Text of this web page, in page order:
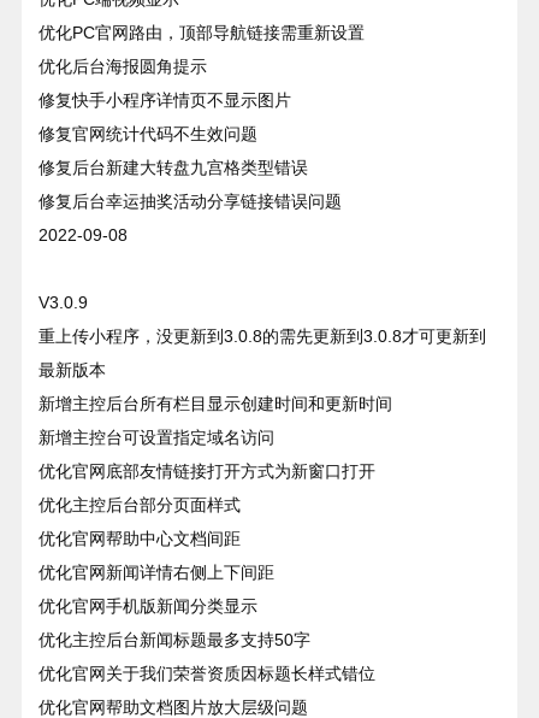
优化PC官网路由，顶部导航链接需重新设置
优化后台海报圆角提示
修复快手小程序详情页不显示图片
修复官网统计代码不生效问题
修复后台新建大转盘九宫格类型错误
修复后台幸运抽奖活动分享链接错误问题
2022-09-08
V3.0.9
重上传小程序，没更新到3.0.8的需先更新到3.0.8才可更新到
最新版本
新增主控后台所有栏目显示创建时间和更新时间
新增主控台可设置指定域名访问
优化官网底部友情链接打开方式为新窗口打开
优化主控后台部分页面样式
优化官网帮助中心文档间距
优化官网新闻详情右侧上下间距
优化官网手机版新闻分类显示
优化主控后台新闻标题最多支持50字
优化官网关于我们荣誉资质因标题长样式错位
优化官网帮助文档图片放大层级问题